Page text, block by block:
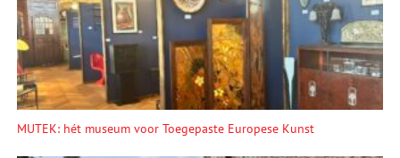
MUTEK: hét museum voor Toegepaste Europese Kunst